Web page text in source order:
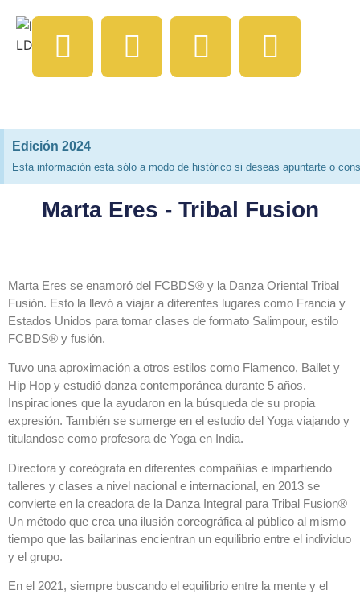
Marta Eres - Tribal Fusion
Marta Eres se enamoró del FCBDS® y la Danza Oriental Tribal
Fusión. Esto la llevó a viajar a diferentes lugares como Francia y
Estados Unidos para tomar clases de formato Salimpour, estilo
FCBDS® y fusión.
Tuvo una aproximación a otros estilos como Flamenco, Ballet y
Hip Hop y estudió danza contemporánea durante 5 años.
Inspiraciones que la ayudaron en la búsqueda de su propia
expresión. También se sumerge en el estudio del Yoga viajando y
titulandose como profesora de Yoga en India.
Directora y coreógrafa en diferentes compañías e impartiendo
talleres y clases a nivel nacional e internacional, en 2013 se
convierte en la creadora de la Danza Integral para Tribal Fusion®
Un método que crea una ilusión coreográfica al público al mismo
tiempo que las bailarinas encientran un equilibrio entre el individuo
y el grupo.
En el 2021, siempre buscando el equilibrio entre la mente y el
Edición 2024
Esta información esta sólo a modo de histórico si deseas apuntarte o